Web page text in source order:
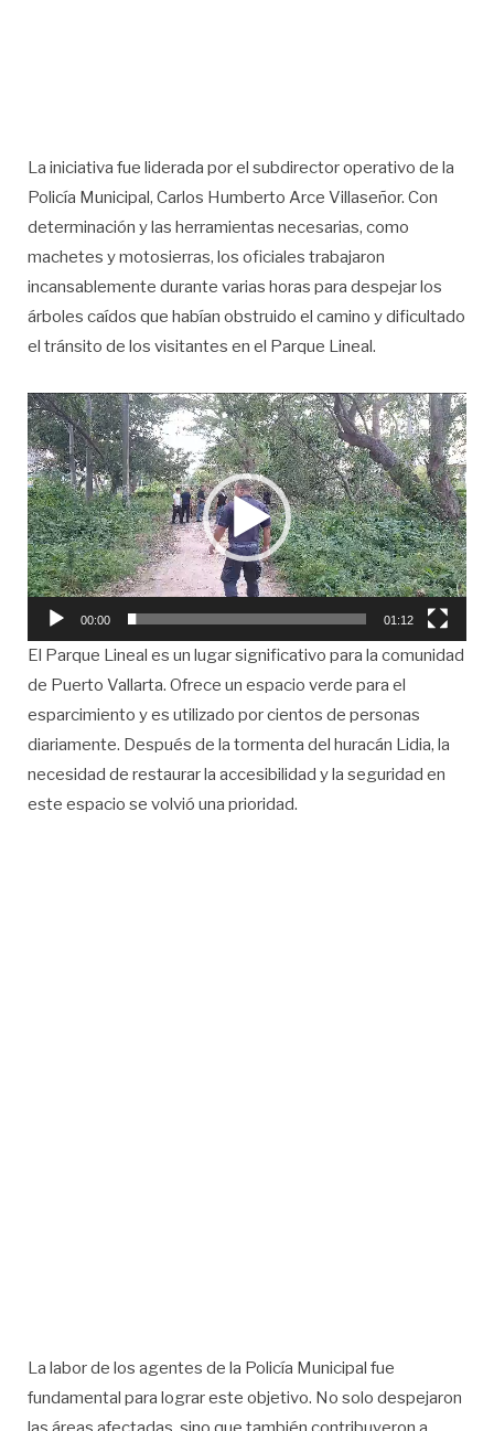
La iniciativa fue liderada por el subdirector operativo de la
Policía Municipal, Carlos Humberto Arce Villaseñor. Con
determinación y las herramientas necesarias, como
machetes y motosierras, los oficiales trabajaron
incansablemente durante varias horas para despejar los
árboles caídos que habían obstruido el camino y dificultado
el tránsito de los visitantes en el Parque Lineal.
Reproductor
de
vídeo
00:00 01:12
El Parque Lineal es un lugar significativo para la comunidad
de Puerto Vallarta. Ofrece un espacio verde para el
esparcimiento y es utilizado por cientos de personas
diariamente. Después de la tormenta del huracán Lidia, la
necesidad de restaurar la accesibilidad y la seguridad en
este espacio se volvió una prioridad.
La labor de los agentes de la Policía Municipal fue
fundamental para lograr este objetivo. No solo despejaron